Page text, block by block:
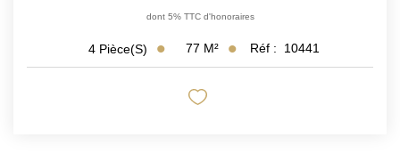
dont 5% TTC d'honoraires
4 Pièce(s) 77 M² Réf : 10441